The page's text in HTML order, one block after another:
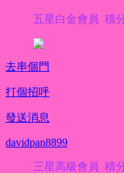
五星白金會員 積
去串個門
打個招呼
發送消息
davidpan8899
三星高級會員 積